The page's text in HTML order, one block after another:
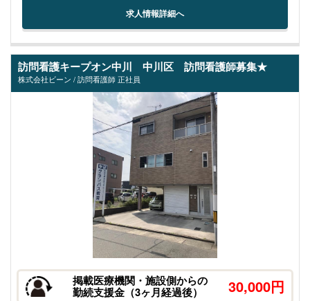
求人情報詳細へ
訪問看護キープオン中川 中川区 訪問看護師募集★
株式会社ビーン / 訪問看護師 正社員
掲載医療機関・施設側からの
勤続支援金（3ヶ月経過後） 30,000円